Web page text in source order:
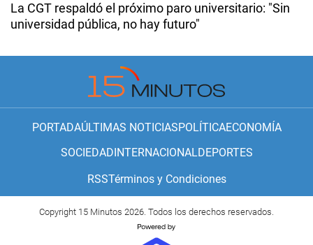
La CGT respaldó el próximo paro universitario: "Sin
universidad pública, no hay futuro"
PORTADAÚLTIMAS NOTICIASPOLÍTICAECONOMÍA
SOCIEDAD INTERNACIONALDEPORTES
RSSTérminos y Condiciones
Copyright 15 Minutos 2026. Todos los derechos reservados.